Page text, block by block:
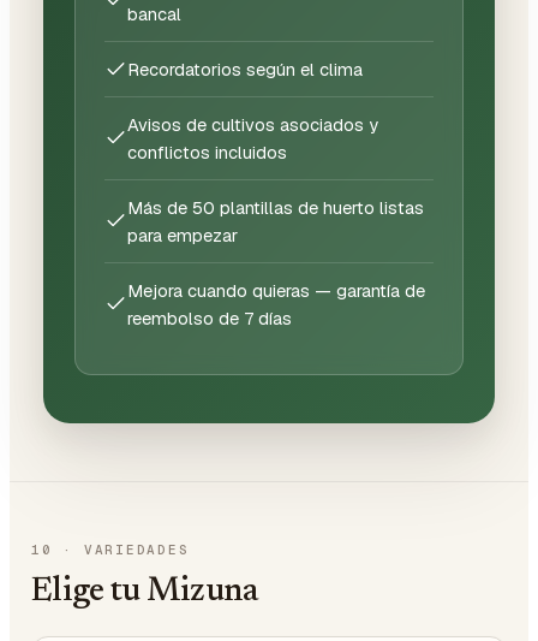
bancal
Recordatorios según el clima
Avisos de cultivos asociados y
conflictos incluidos
Más de 50 plantillas de huerto listas
para empezar
Mejora cuando quieras — garantía de
reembolso de 7 días
10 · VARIEDADES
Elige tu Mizuna